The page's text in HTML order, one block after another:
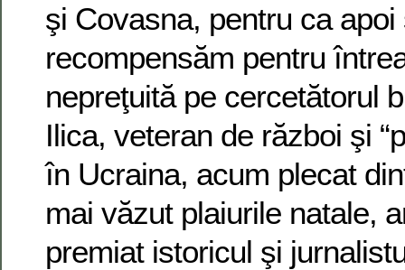
şi Covasna, pentru ca apoi
recompensăm pentru
nepreţuită pe cercetătorul
Ilica, veteran de război şi
în Ucraina, acum plecat
mai văzut plaiurile natale,
premiat istoricul şi